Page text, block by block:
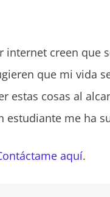
internet creen que
que mi vida
estas cosas al
estudiante me ha
aquí.